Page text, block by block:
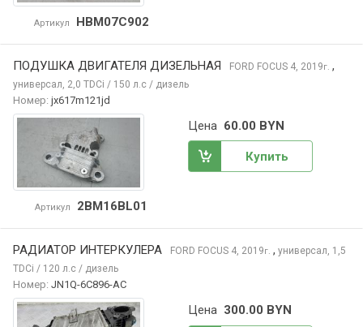
Артикул HBM07C902
ПОДУШКА ДВИГАТЕЛЯ ДИЗЕЛЬНАЯ FORD FOCUS 4, 2019г. ,
универсал, 2,0 TDCi / 150 л.с / дизель
Номер: jx617m121jd
Артикул 2BM16BL01
Цена 60.00 BYN
Купить
РАДИАТОР ИНТЕРКУЛЕРА FORD FOCUS 4, 2019г. , универсал, 1,5
TDCi / 120 л.с / дизель
Номер: JN1Q-6C896-AC
Цена 300.00 BYN